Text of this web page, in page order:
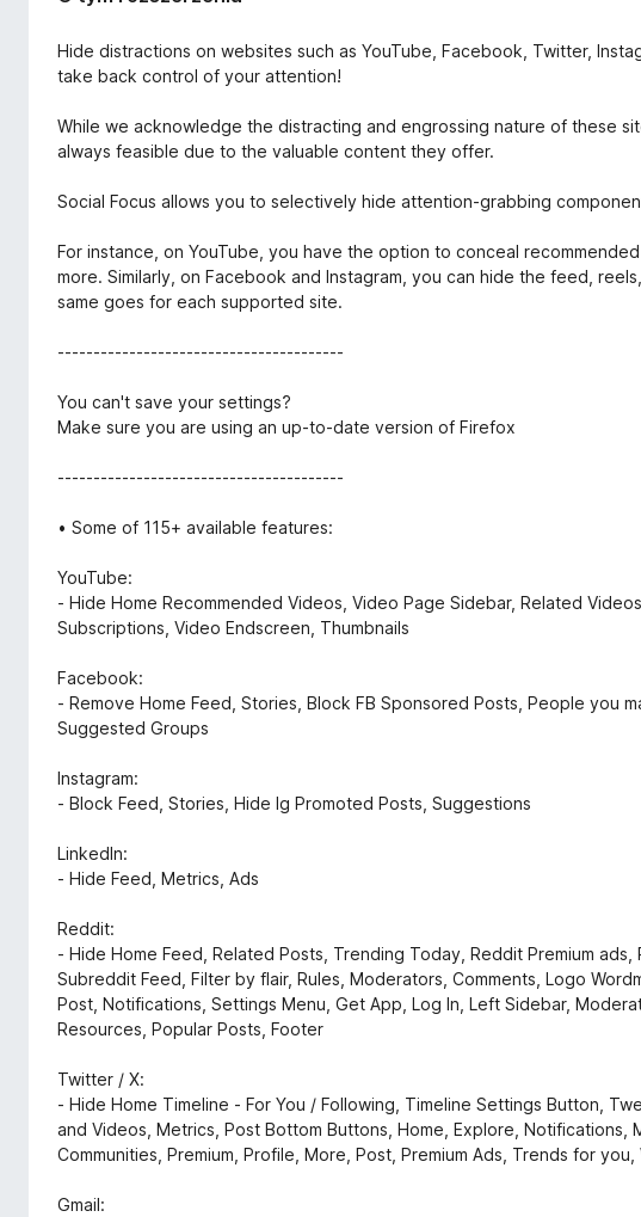
Hide distractions on websites such as YouTube, Facebook, Twitter,
take back control of your attention!
While we acknowledge the distracting and engrossing nature of these
always feasible due to the valuable content they offer.
Social Focus allows you to selectively hide attention-grabbing
For instance, on YouTube, you have the option to conceal
more. Similarly, on Facebook and Instagram, you can hide the feed,
same goes for each supported site.
----------------------------------------
You can't save your settings?
Make sure you are using an up-to-date version of Firefox
----------------------------------------
• Some of 115+ available features:
YouTube:
- Hide Home Recommended Videos, Video Page Sidebar, Related
Subscriptions, Video Endscreen, Thumbnails
Facebook:
- Remove Home Feed, Stories, Block FB Sponsored Posts, People you
Suggested Groups
Instagram:
- Block Feed, Stories, Hide Ig Promoted Posts, Suggestions
LinkedIn:
- Hide Feed, Metrics, Ads
Reddit:
- Hide Home Feed, Related Posts, Trending Today, Reddit Premium ads,
Subreddit Feed, Filter by flair, Rules, Moderators, Comments, Logo
Post, Notifications, Settings Menu, Get App, Log In, Left Sidebar,
Resources, Popular Posts, Footer
Twitter / X:
- Hide Home Timeline - For You / Following, Timeline Settings Button,
and Videos, Metrics, Post Bottom Buttons, Home, Explore, Notifications,
Communities, Premium, Profile, More, Post, Premium Ads, Trends for
Gmail: